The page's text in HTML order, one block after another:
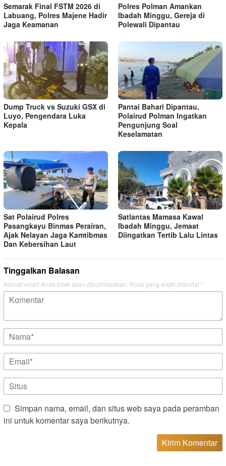
Semarak Final FSTM 2026 di
Labuang, Polres Majene Hadir
Jaga Keamanan
Polres Polman Amankan
Ibadah Minggu, Gereja di
Polewali Dipantau
Dump Truck vs Suzuki GSX di
Luyo, Pengendara Luka
Kepala
Pantai Bahari Dipantau,
Polairud Polman Ingatkan
Pengunjung Soal
Keselamatan
Sat Polairud Polres
Pasangkayu Binmas Perairan,
Ajak Nelayan Jaga Kamtibmas
Dan Kebersihan Laut
Satlantas Mamasa Kawal
Ibadah Minggu, Jemaat
Diingatkan Tertib Lalu Lintas
Tinggalkan Balasan
Alamat email Anda tidak akan dipublikasikan. Ruas yang wajib ditandai *
Simpan nama, email, dan situs web saya pada peramban
ini untuk komentar saya berikutnya.